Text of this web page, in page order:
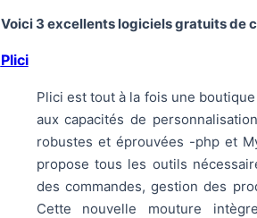
Voici 3 excellents logiciels gratuits de
Plici
Plici est tout à la fois une
aux capacités de
robustes et éprouvées -php et
propose tous les outils
des commandes, gestion des
Cette nouvelle mouture